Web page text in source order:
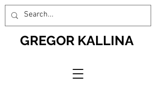
GREGOR KALLINA